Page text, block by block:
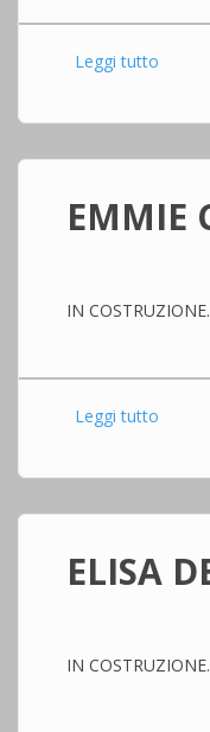
Leggi tutto
EMMIE
IN
Leggi tutto
ELISA
IN